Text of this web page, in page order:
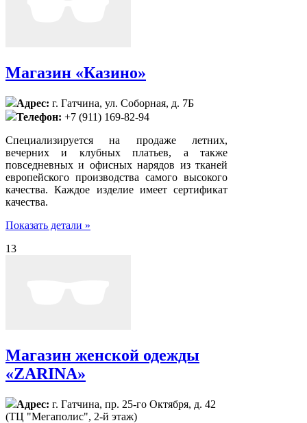
Магазин «Казино»
Адрес: г. Гатчина, ул. Соборная, д. 7Б
Телефон: +7 (911) 169-82-94
Специализируется на продаже летних,
вечерних и клубных платьев, а также
повседневных и офисных нарядов из тканей
европейского производства самого высокого
качества. Каждое изделие имеет сертификат
качества.
Показать детали »
13
Магазин женской одежды
«ZARINA»
Адрес: г. Гатчина, пр. 25-го Октября, д. 42
(ТЦ "Мегаполис", 2-й этаж)